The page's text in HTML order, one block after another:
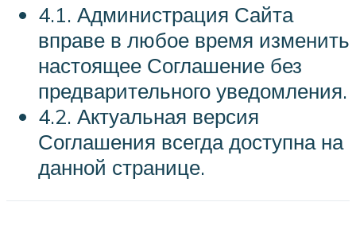
4.1. Администрация Сайта
вправе в любое время изменить
настоящее Соглашение без
предварительного уведомления.
4.2. Актуальная версия
Соглашения всегда доступна на
данной странице.